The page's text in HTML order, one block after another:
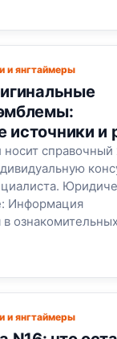
и янгтаймеры
источники и
справочный
Информация
в
и янгтаймеры